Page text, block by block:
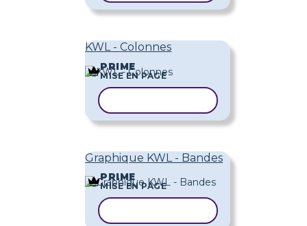
KWL - Colonnes
PRIME
MISE EN PAGE
Graphique KWL - Bandes
PRIME
MISE EN PAGE